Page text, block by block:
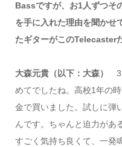
Bassですが、お1人ずつそ
を手に入れた理由を聞かせ
たギターがこのTelecaster
大森元貴（以下：大森）
めてでしたね。高校1年の
金で買いました。試しに弾
んです。ちゃんと迫力があ
すごく気持ち良くて、一発